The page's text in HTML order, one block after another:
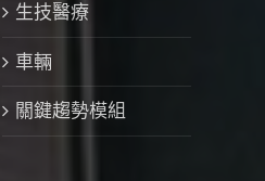
生技醫療
車輛
關鍵趨勢模組